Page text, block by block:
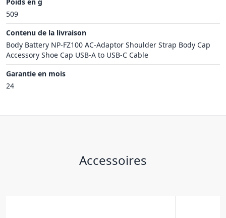
509
Contenu de la livraison
Body Battery NP-FZ100 AC-Adaptor Shoulder Strap Body Cap
Accessory Shoe Cap USB-A to USB-C Cable
Garantie en mois
24
Accessoires